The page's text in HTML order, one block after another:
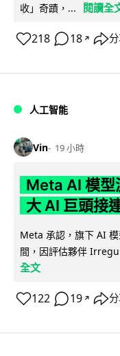
收」奇蹟，...
閱讀全
218 18 ↗
人工智能
Vin 19 小時
Meta AI 模型
大 AI 巨頭接
Meta 承認，旗下 AI
間，因評估夥伴
全文
122 19 ↗